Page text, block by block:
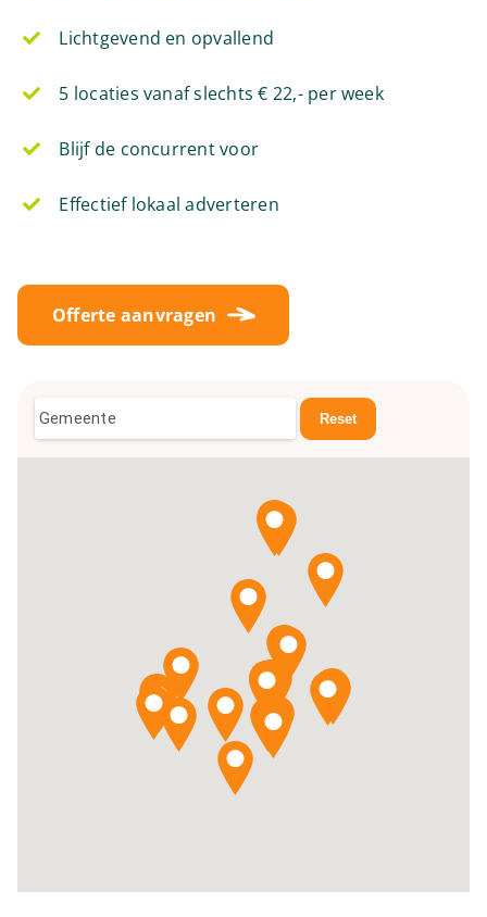
Lichtgevend en opvallend
5 locaties vanaf slechts € 22,- per week
Blijf de concurrent voor
Effectief lokaal adverteren
Offerte aanvragen
Gemeente Reset